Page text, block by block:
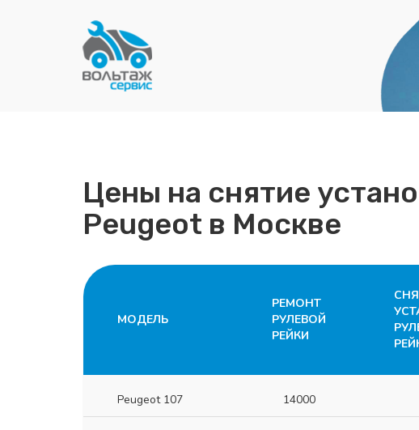
Цены на снятие
Peugeot в Москве
МОДЕЛЬ
РЕМОНТ
РУЛЕВОЙ
РЕЙКИ
Peugeot 107 14000